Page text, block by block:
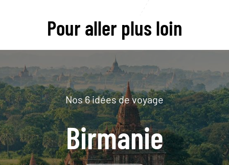
Pour aller plus loin
Nos 6 idées de voyage
Birmanie